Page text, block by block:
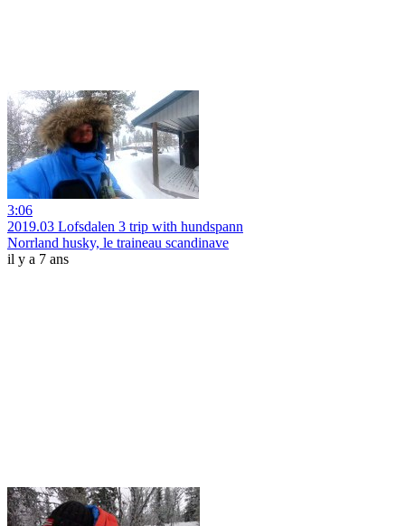
3:06
2019.03 Lofsdalen 3 trip with hundspann
Norrland husky, le traineau scandinave
il y a 7 ans